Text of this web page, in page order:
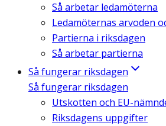
Så arbetar ledamöterna
Ledamöternas arvoden
Partierna i riksdagen
Så arbetar partierna
Så fungerar riksdagen
Så fungerar riksdagen
Utskotten och EU-
Riksdagens uppgifter